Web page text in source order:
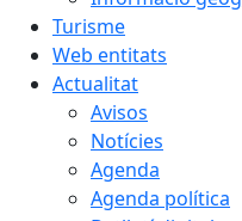
Turisme
Web entitats
Actualitat
Avisos
Notícies
Agenda
Agenda política